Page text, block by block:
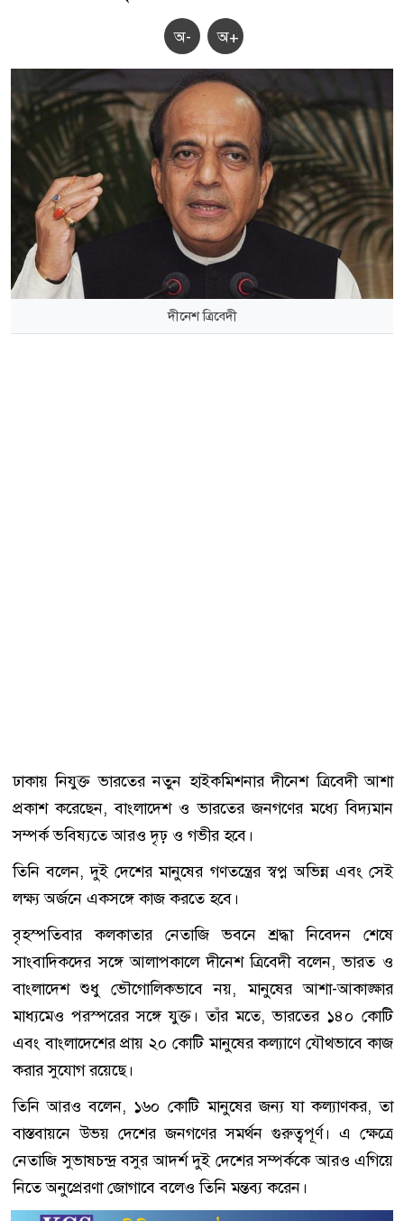
অ- অ+
দীনেশ ত্রিবেদী
ঢাকায় নিযুক্ত ভারতের নতুন হাইকমিশনার দীনেশ ত্রিবেদী আশা
প্রকাশ করেছেন, বাংলাদেশ ও ভারতের জনগণের মধ্যে বিদ্যমান
সম্পর্ক ভবিষ্যতে আরও দৃঢ় ও গভীর হবে।
তিনি বলেন, দুই দেশের মানুষের গণতন্ত্রের স্বপ্ন অভিন্ন এবং সেই
লক্ষ্য অর্জনে একসঙ্গে কাজ করতে হবে।
বৃহস্পতিবার কলকাতার নেতাজি ভবনে শ্রদ্ধা নিবেদন শেষে
সাংবাদিকদের সঙ্গে আলাপকালে দীনেশ ত্রিবেদী বলেন, ভারত ও
বাংলাদেশ শুধু ভৌগোলিকভাবে নয়, মানুষের আশা-আকাঙ্ক্ষার
মাধ্যমেও পরস্পরের সঙ্গে যুক্ত। তাঁর মতে, ভারতের ১৪০ কোটি
এবং বাংলাদেশের প্রায় ২০ কোটি মানুষের কল্যাণে যৌথভাবে কাজ
করার সুযোগ রয়েছে।
তিনি আরও বলেন, ১৬০ কোটি মানুষের জন্য যা কল্যাণকর, তা
বাস্তবায়নে উভয় দেশের জনগণের সমর্থন গুরুত্বপূর্ণ। এ ক্ষেত্রে
নেতাজি সুভাষচন্দ্র বসুর আদর্শ দুই দেশের সম্পর্ককে আরও এগিয়ে
নিতে অনুপ্রেরণা জোগাবে বলেও তিনি মন্তব্য করেন।